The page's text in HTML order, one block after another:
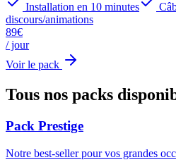
Installation en 10 minutes
discours/animations
89€
/ jour
Voir le pack
Tous nos packs
Pack Prestige
Notre best-seller pour vos grandes